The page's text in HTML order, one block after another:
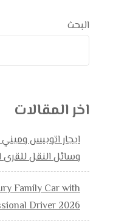
البحث
اخر المقالات
ايجار اتوبيس
وسائل النقل
Family Car with
Driver 2026